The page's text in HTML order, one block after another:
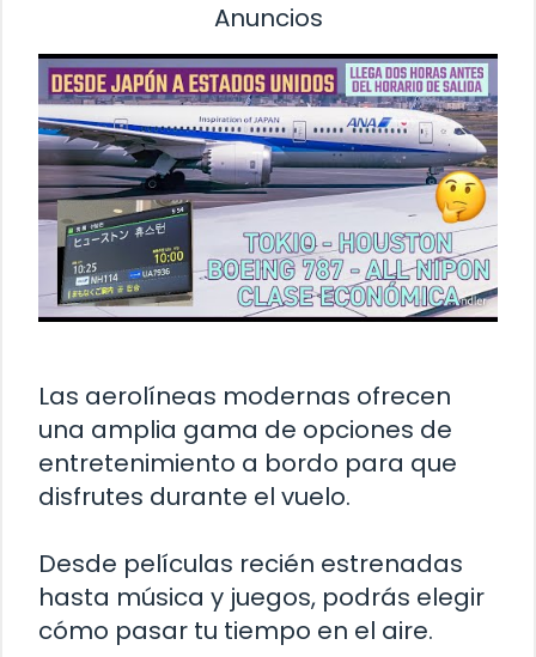
Anuncios
Las aerolíneas modernas ofrecen
una amplia gama de opciones de
entretenimiento a bordo para que
disfrutes durante el vuelo.
Desde películas recién estrenadas
hasta música y juegos, podrás elegir
cómo pasar tu tiempo en el aire.